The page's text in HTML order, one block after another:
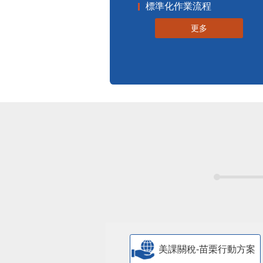
標準化作業流程
更多
美課關稅-苗栗行動方案